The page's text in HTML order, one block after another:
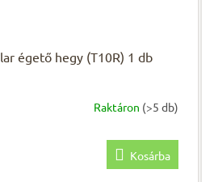
égető hegy (T10R) 1 db
Raktáron (>5 db)
Kosárba